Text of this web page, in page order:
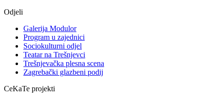
Odjeli
Galerija Modulor
Program u zajednici
Sociokulturni odjel
Teatar na Trešnjevci
Trešnjevačka plesna scena
Zagrebački glazbeni podij
CeKaTe projekti